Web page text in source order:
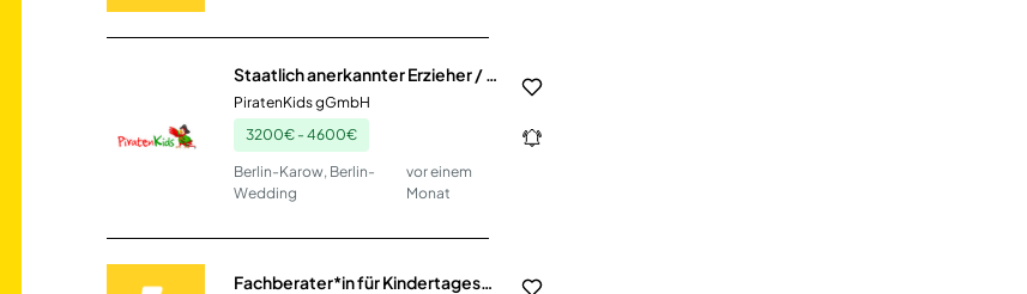
Staatlich anerkannter Erzieher / Sozialarbeiter / Sozialpädagoge / Heilpädagoge / Kindheitspädagoge / Sozialassistent (m/w/d)
PiratenKids gGmbH
3200€ - 4600€
Berlin-Karow, Berlin-
Wedding
vor einem
Monat
Fachberater*in für Kindertageseinrichtung (m/w/d)